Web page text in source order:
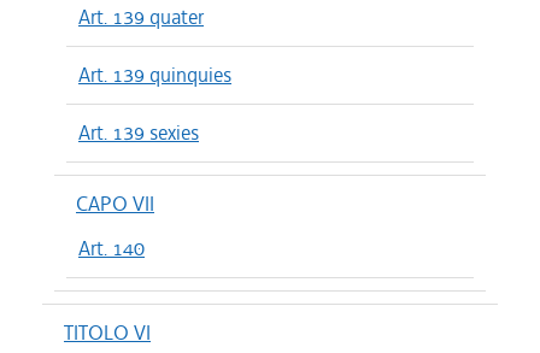
Art. 139 quater
Art. 139 quinquies
Art. 139 sexies
CAPO VII
Art. 140
TITOLO VI